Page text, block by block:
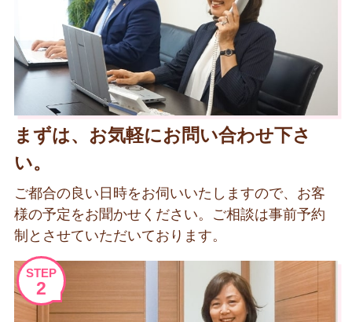
まずは、お気軽にお問い合わせ下さ
い。
ご都合の良い日時をお伺いいたしますので、お客
様の予定をお聞かせください。ご相談は事前予約
制とさせていただいております。
STEP
2